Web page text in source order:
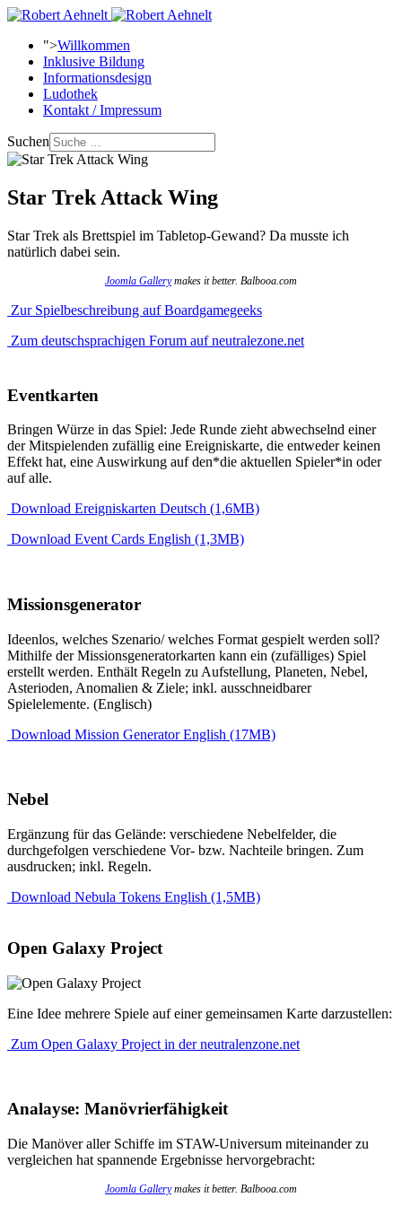
">Willkommen
Inklusive Bildung
Informationsdesign
Ludothek
Kontakt / Impressum
Suchen
Star Trek Attack Wing
Star Trek als Brettspiel im Tabletop-Gewand? Da musste ich
natürlich dabei sein.
Joomla Gallerymakes it better. Balbooa.com
Zur Spielbeschreibung auf Boardgamegeeks
Zum deutschsprachigen Forum auf neutralezone.net
Eventkarten
Bringen Würze in das Spiel: Jede Runde zieht abwechselnd einer
der Mitspielenden zufällig eine Ereigniskarte, die entweder keinen
Effekt hat, eine Auswirkung auf den*die aktuellen Spieler*in oder
auf alle.
Download Ereigniskarten Deutsch (1,6MB)
Download Event Cards English (1,3MB)
Missionsgenerator
Ideenlos, welches Szenario/ welches Format gespielt werden soll?
Mithilfe der Missionsgeneratorkarten kann ein (zufälliges) Spiel
erstellt werden. Enthält Regeln zu Aufstellung, Planeten, Nebel,
Asterioden, Anomalien & Ziele; inkl. ausschneidbarer
Spielelemente. (Englisch)
Download Mission Generator English (17MB)
Nebel
Ergänzung für das Gelände: verschiedene Nebelfelder, die
durchgefolgen verschiedene Vor- bzw. Nachteile bringen. Zum
ausdrucken; inkl. Regeln.
Download Nebula Tokens English (1,5MB)
Open Galaxy Project
Eine Idee mehrere Spiele auf einer gemeinsamen Karte darzustellen:
Zum Open Galaxy Project in der neutralenzone.net
Analayse: Manövrierfähigkeit
Die Manöver aller Schiffe im STAW-Universum miteinander zu
vergleichen hat spannende Ergebnisse hervorgebracht:
Joomla Gallerymakes it better. Balbooa.com